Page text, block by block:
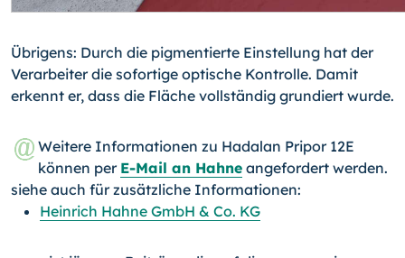
Übrigens: Durch die pigmentierte Einstellung hat der
Verarbeiter die sofortige optische Kontrolle. Damit
erkennt er, dass die Fläche vollständig grundiert wurde.
Weitere Informationen zu Hadalan Pripor 12E
können per E-Mail an Hahne angefordert werden.
siehe auch für zusätzliche Informationen:
Heinrich Hahne GmbH & Co. KG